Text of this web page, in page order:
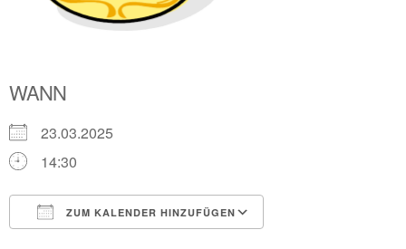
WANN
23.03.2025
14:30
ZUM KALENDER HINZUFÜGEN